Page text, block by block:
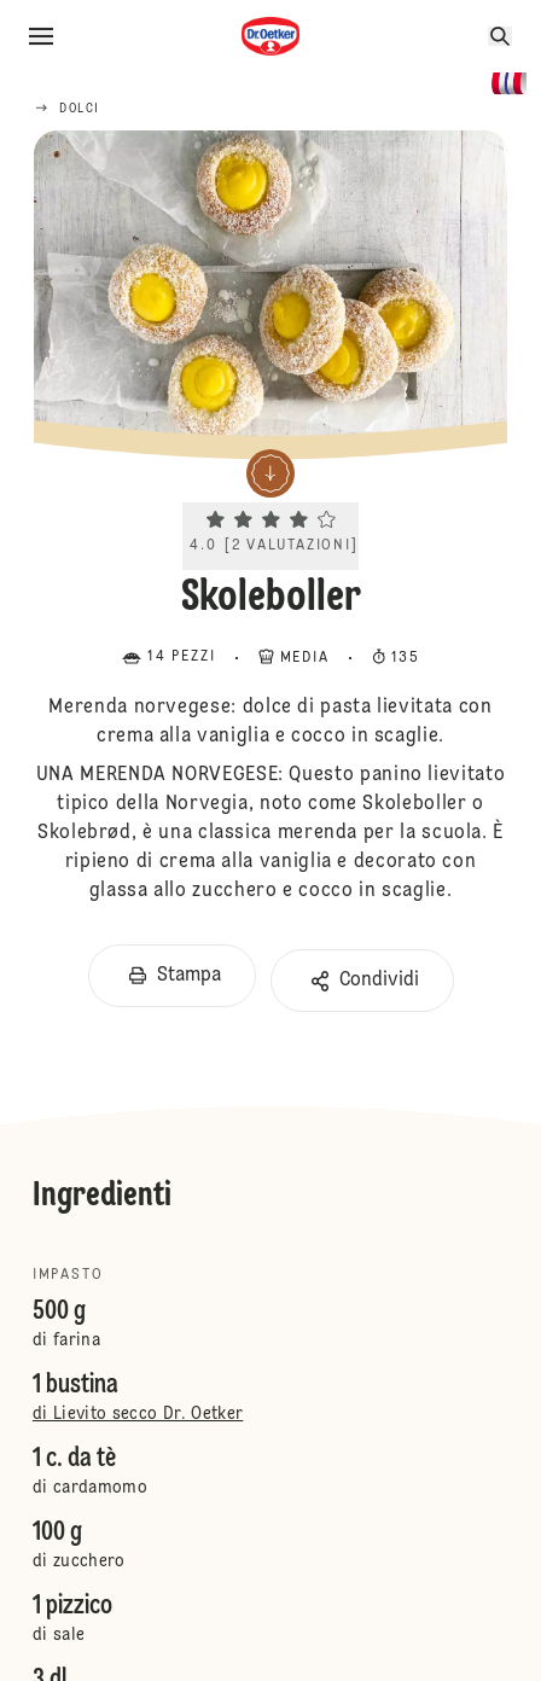
DOLCI
Current rating 4.0. Click to rate.
4.0 2 VALUTAZIONI
Skoleboller
14 PEZZI MEDIA 135
Merenda norvegese: dolce di pasta lievitata con
crema alla vaniglia e cocco in scaglie.
UNA MERENDA NORVEGESE: Questo panino lievitato
tipico della Norvegia, noto come Skoleboller o
Skolebrød, è una classica merenda per la scuola. È
ripieno di crema alla vaniglia e decorato con
glassa allo zucchero e cocco in scaglie.
Stampa Condividi
Ingredienti
IMPASTO
500 g
di farina
1 bustina
di Lievito secco Dr. Oetker
1 c. da tè
di cardamomo
100 g
di zucchero
1 pizzico
di sale